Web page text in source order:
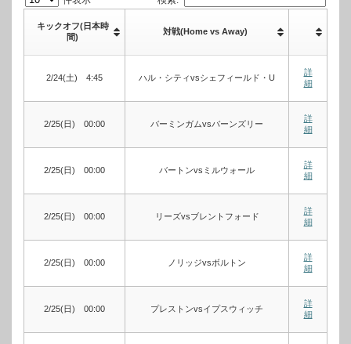
キックオフ(日本時
間)
対戦(Home vs Away)
2/24(土) 4:45 ハル・シティvsシェフィールド・U
詳
細
2/25(日) 00:00 バーミンガムvsバーンズリー
詳
細
2/25(日) 00:00 バートンvsミルウォール
詳
細
2/25(日) 00:00 リーズvsブレントフォード
詳
細
2/25(日) 00:00 ノリッジvsボルトン
詳
細
2/25(日) 00:00 プレストンvsイプスウィッチ
詳
細